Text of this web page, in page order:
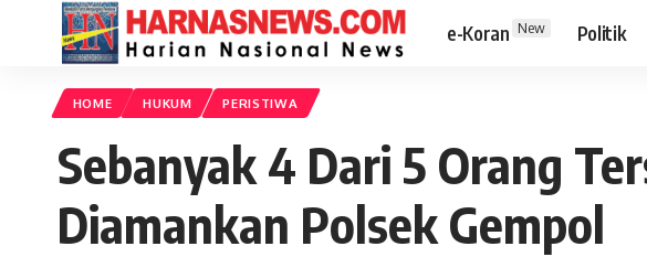
e-Koran New Politik
HOME HUKUM PERISTIWA
Sebanyak 4 Dari 5 Orang
Diamankan Polsek Gempol